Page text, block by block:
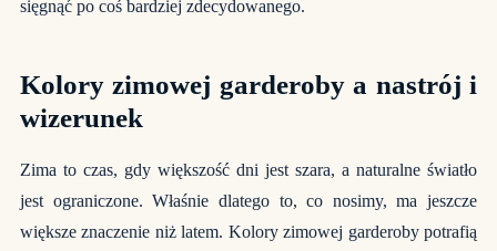
sięgnąć po coś bardziej zdecydowanego.
Kolory zimowej garderoby a nastrój i
wizerunek
Zima to czas, gdy większość dni jest szara, a naturalne światło
jest ograniczone. Właśnie dlatego to, co nosimy, ma jeszcze
większe znaczenie niż latem. Kolory zimowej garderoby potrafią